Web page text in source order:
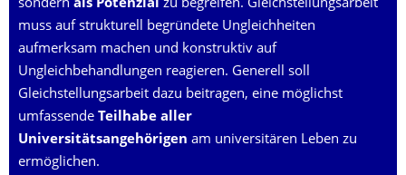
sondern als Potenzial zu begreifen. Gleichstellungsarbeit
muss auf strukturell begründete Ungleichheiten
aufmerksam machen und konstruktiv auf
Ungleichbehandlungen reagieren. Generell soll
Gleichstellungsarbeit dazu beitragen, eine möglichst
umfassende Teilhabe aller
Universitätsangehörigen am universitären Leben zu
ermöglichen.